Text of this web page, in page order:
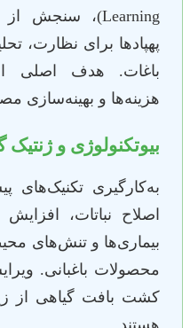
پهپادها برای نظارت،
باغات. هدف اصلی
هزینه‌ها و بهینه‌سازی
بیوتکنولوژی و ژنتیک
به‌کارگیری تکنیک‌های
اصلاح نباتات،
بیماری‌ها و تنش‌های
کشت بافت گیاهی از